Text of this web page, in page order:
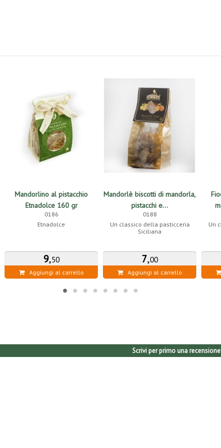
Mandorlino al pistacchio
Etnadolce 160 gr
0186
Etnadolce
9,50
Aggiungi al carrello
Mandorlè biscotti di mandorla,
pistacchi e...
0188
Un classico della pasticceria
Siciliana
7,00
Aggiungi al carrello
Un
Scrivi per primo una